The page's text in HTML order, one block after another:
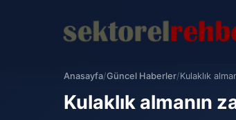
Anasayfa/Güncel Haberler/Kulaklık
Kulaklık almanın